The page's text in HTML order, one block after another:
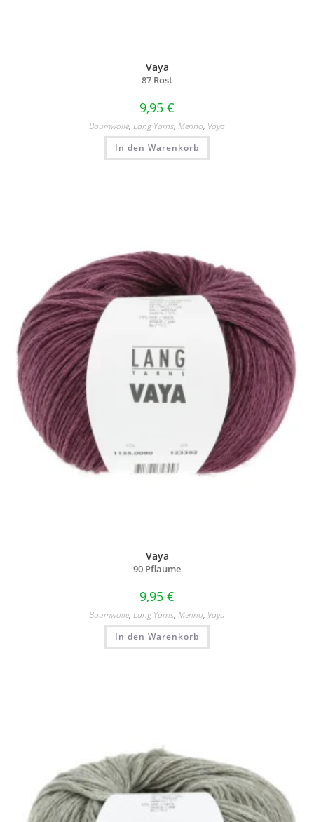
Vaya
87 Rost
9,95 €
Baumwolle, Lang Yarns, Merino, Vaya
In den Warenkorb
Vaya
90 Pflaume
9,95 €
Baumwolle, Lang Yarns, Merino, Vaya
In den Warenkorb